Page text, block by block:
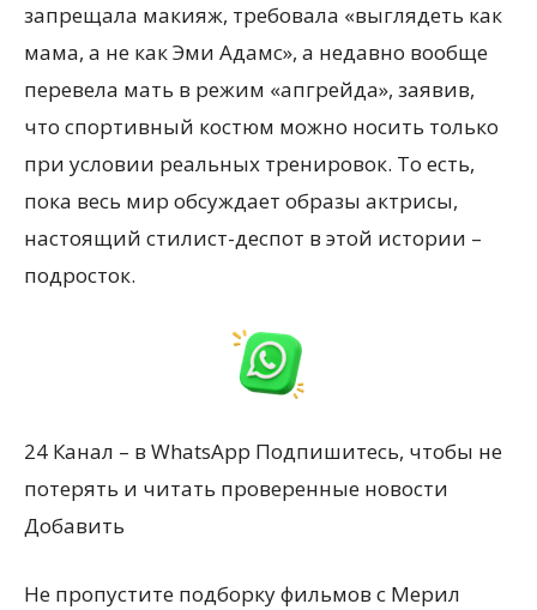
запрещала макияж, требовала «выглядеть как
мама, а не как Эми Адамс», а недавно вообще
перевела мать в режим «апгрейда», заявив,
что спортивный костюм можно носить только
при условии реальных тренировок. То есть,
пока весь мир обсуждает образы актрисы,
настоящий стилист-деспот в этой истории –
подросток.
24 Канал – в WhatsApp Подпишитесь, чтобы не
потерять и читать проверенные новости
Добавить
Не пропустите подборку фильмов с Мерил